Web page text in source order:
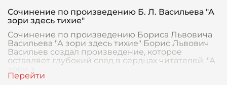
Сочинение по произведению Б. Л. Васильева "А
зори здесь тихие"
Сочинение по произведению Бориса Львовича
Васильева "А зори здесь тихие" Борис Львович
Васильев создал произведение, которое
оставляет глубокий след в сердцах читателей. "А